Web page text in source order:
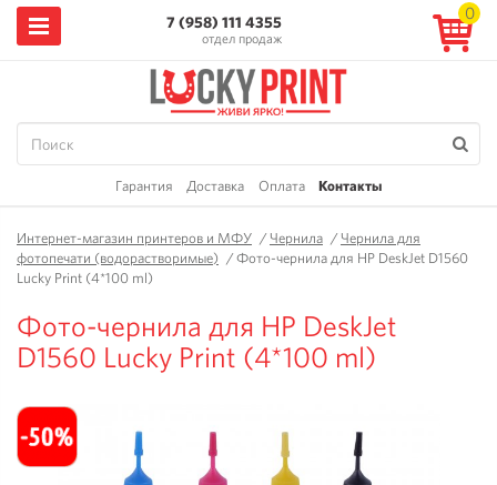
7 (958) 111 4355
отдел продаж
0
Гарантия Доставка Оплата Контакты
Интернет-магазин принтеров и МФУ /Чернила /Чернила для
фотопечати (водорастворимые) /Фото-чернила для HP DeskJet D1560
Lucky Print (4*100 ml)
Фото-чернила для HP DeskJet
D1560 Lucky Print (4*100 ml)